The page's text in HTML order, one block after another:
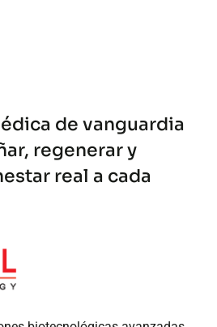
de vanguardia
regenerar y
real a cada